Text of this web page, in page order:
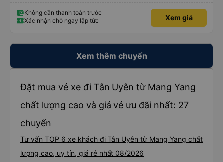
Không cần thanh toán trước
Xác nhận chỗ ngay lập tức
Xem giá
Xem thêm chuyến
Đặt mua vé xe đi Tân Uyên từ Mang Yang
chất lượng cao và giá vé ưu đãi nhất: 27
chuyến
Tư vấn TOP 6 xe khách đi Tân Uyên từ Mang Yang chất
lượng cao, uy tín, giá rẻ nhất 08/2026